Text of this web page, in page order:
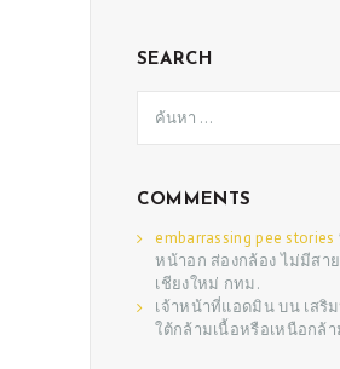
SEARCH
สำหรับ:
COMMENTS
embarrassing pee stories
หน้าอก ส่องกล้อง ไม่มีสา
เชียงใหม่ กทม.
เจ้าหน้าที่แอดมินบน เสริ
ใต้กล้ามเนื้อหรือเหนือกล้า